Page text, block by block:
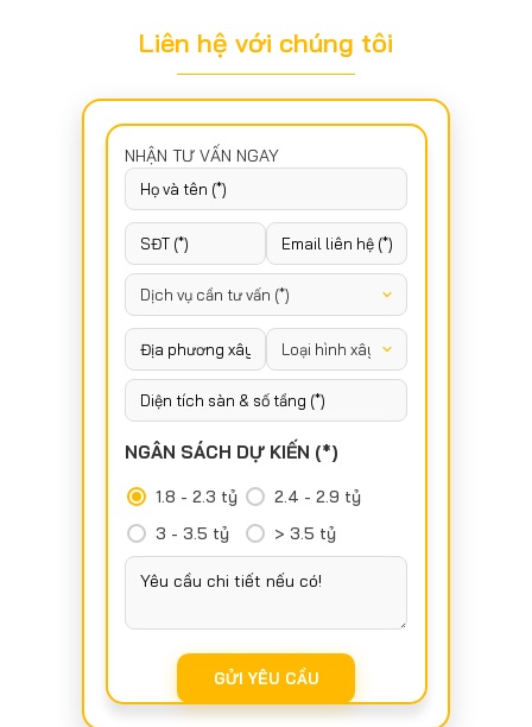
Liên hệ với chúng tôi
NHẬN TƯ VẤN NGAY
NGÂN SÁCH DỰ KIẾN (*)
1.8 - 2.3 tỷ
2.4 - 2.9 tỷ
3 - 3.5 tỷ
> 3.5 tỷ